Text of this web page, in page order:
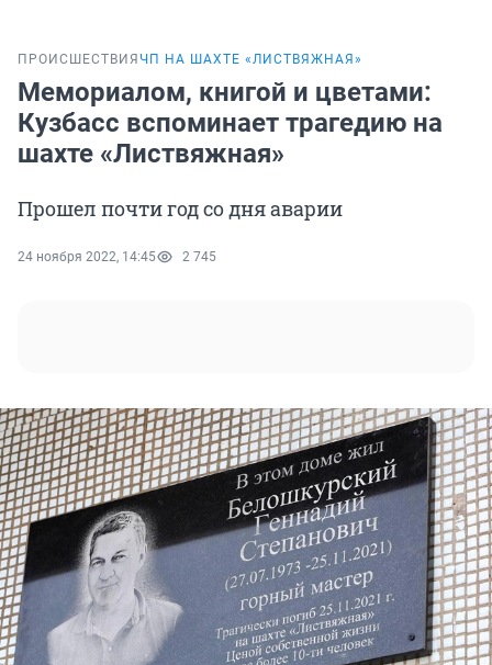
ПРОИСШЕСТВИЯ ЧП НА ШАХТЕ «ЛИСТВЯЖНАЯ»
Мемориалом, книгой и цветами:
Кузбасс вспоминает трагедию на
шахте «Листвяжная»
Прошел почти год со дня аварии
24 ноября 2022, 14:45 2 745